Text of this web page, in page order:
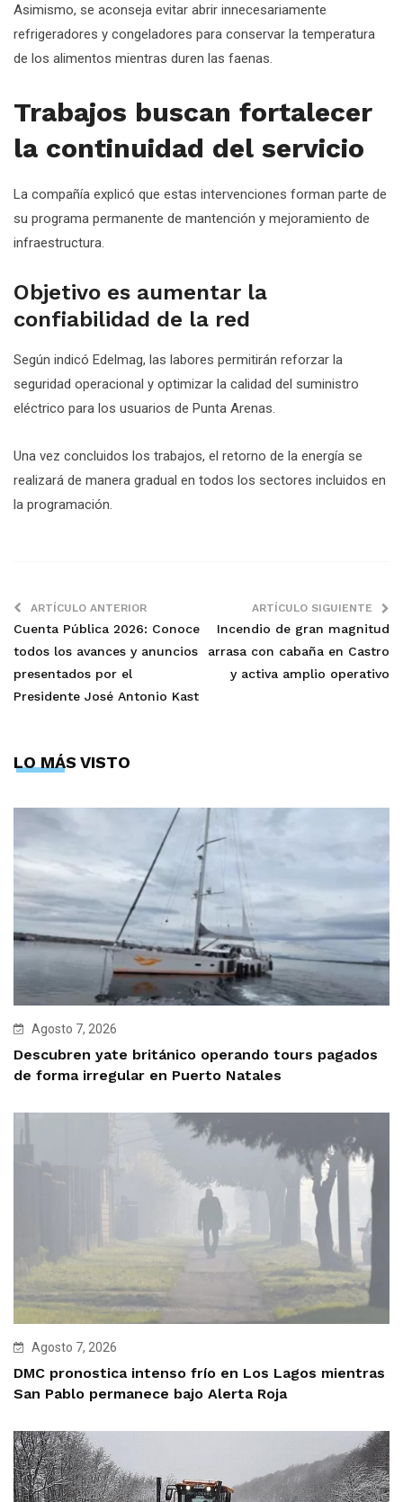
Asimismo, se aconseja evitar abrir innecesariamente
refrigeradores y congeladores para conservar la temperatura
de los alimentos mientras duren las faenas.
Trabajos buscan fortalecer
la continuidad del servicio
La compañía explicó que estas intervenciones forman parte de
su programa permanente de mantención y mejoramiento de
infraestructura.
Objetivo es aumentar la
confiabilidad de la red
Según indicó Edelmag, las labores permitirán reforzar la
seguridad operacional y optimizar la calidad del suministro
eléctrico para los usuarios de Punta Arenas.
Una vez concluidos los trabajos, el retorno de la energía se
realizará de manera gradual en todos los sectores incluidos en
la programación.
ARTÍCULO ANTERIOR
Cuenta Pública 2026: Conoce
todos los avances y anuncios
presentados por el
Presidente José Antonio Kast
ARTÍCULO SIGUIENTE
Incendio de gran magnitud
arrasa con cabaña en Castro
y activa amplio operativo
LO MÁS VISTO
Agosto 7, 2026
Descubren yate británico operando tours pagados
de forma irregular en Puerto Natales
Agosto 7, 2026
DMC pronostica intenso frío en Los Lagos mientras
San Pablo permanece bajo Alerta Roja